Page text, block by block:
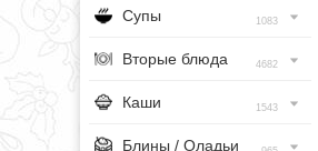
Супы 1083
Вторые блюда 4682
Каши 1543
Блины / Оладьи